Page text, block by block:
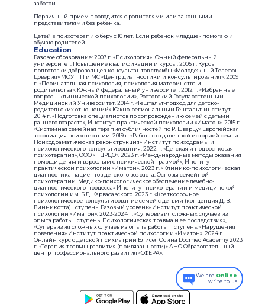
заботой.
Первичный прием проводится с родителями или законными
представителями без ребенка.
Детей в психотерапию беру с 10 лет. Если ребенок младше - помогаю и
обучаю родителей.
Education
Базовое образование: 2007 г. «Психология» Южный федеральный
университет. Повышение квалификации и курсы: 2005 г. Курсы
подготовки добровольцев-консультантов службы «Молодежный Телефон
Доверия» МОУ ПП и МС «Центр диагностики и консультирования». 2009
г. «Перинатальная психология, психология материнства и
родительства», Южный федеральный университет. 2012 г. «Избранные
вопросы клинической психологии», Ростовский Государственный
Медицинский Университет. 2014 г. «Гештальт-подход для детско-
родительских отношений» Южно-региональный Гештальт-институт.
2014 г. «Подготовка специалистов по сопровождению семей с детьми
раннего возраста», Институт практической психологии «Иматон». 2015 г.
«Системная семейная терапия субличностей по Р. Шварцу» Европейская
ассоциация психотерапии. 2019 г. «Работа с отдаленной историей семьи.
Психодраматическая реконструкция» Институт психодрамы и
психологического консультирования. 2022 г. «Детская и подростковая
психотерапия», ООО «НЦРДО». 2023 г. «Международные методы оказания
помощи детям и взрослым с психической травмой», Институт
практической психологии «Иматон». 2023 г. «Клинико-психологическая
диагностика пациентов детского возраста. Основы семейной
психотерапии. Медико-психологическое обеспечение лечебно-
диагностического процесса» Институт психотерапии и медицинской
психологии им. Б.Д. Карвасавского. 2023 г. «Краткосрочное
психологическое консультирование семей с детьми (концепция Д. В.
Винникотта) I ступень. Базовый уровень» Институт практической
психологии «Иматон». 2023-2024 г. «Супервизия сложных случаев из
опыта работы I ступень. Психологическая травма и ее последствия»,
«Супервизия сложных случаев из опыта работы II ступень.» Нарушения
поведения» Институт практической психологии «Иматон». 2024 г.
Онлайн курс о детской психиатрии Елисея Осина Docmed Academy 2023
г. «Терапия травмы развития (привязанности)» АНО Образовательный
центр профессионального развития «СФЕРА».
We are Online
write to us